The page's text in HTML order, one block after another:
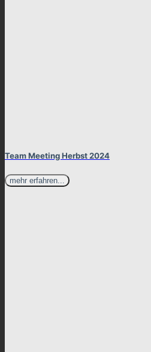
Team Meeting Herbst 2024
mehr erfahren...